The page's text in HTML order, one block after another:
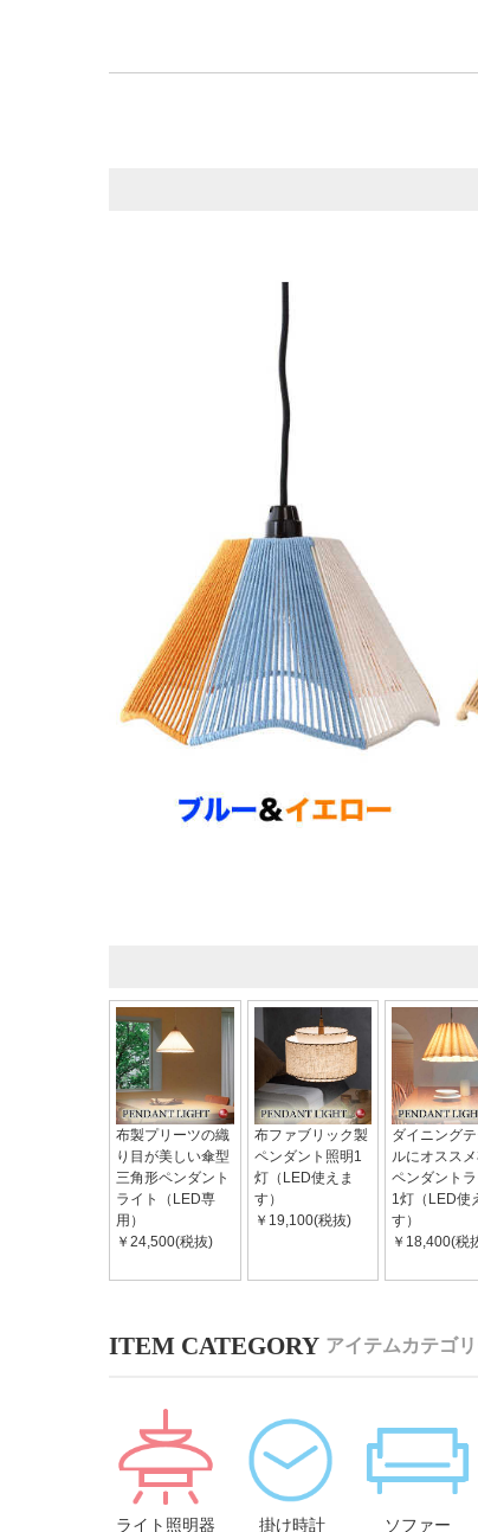
布製プリーツの織
り目が美しい傘型
三角形ペンダント
ライト（LED専
用）
￥24,500(税抜)
布ファブリック製
ペンダント照明1
灯（LED使えま
す）
￥19,100(税抜)
ダイニング
ルにオスス
ペンダントラ
1灯（LED使
す）
￥18,400(税
アイテムカテゴ
ライト照明器 掛け時計 ソファー